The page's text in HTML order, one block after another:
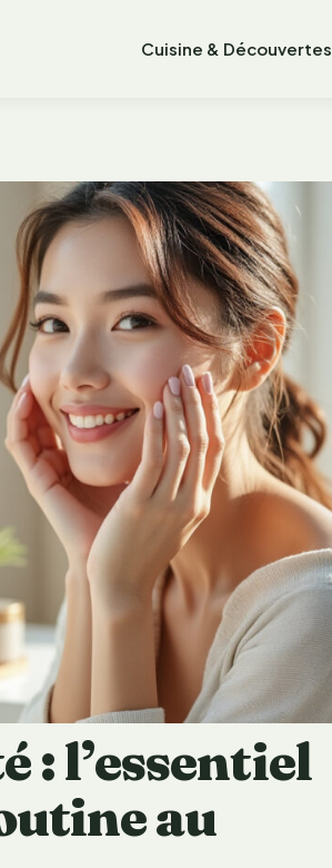
Cuisine & Découvertes
: l’essentiel
au